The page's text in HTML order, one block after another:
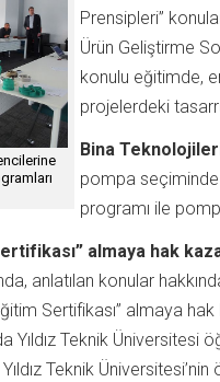
Prensipleri”
Ürün Geliştirme
konulu eğitimde,
projelerdeki
Bina
pompa seçiminde
programı ile
almaya hak
anlatılan konular
Sertifikası” almaya
Yıldız Teknik
Yıldız Teknik